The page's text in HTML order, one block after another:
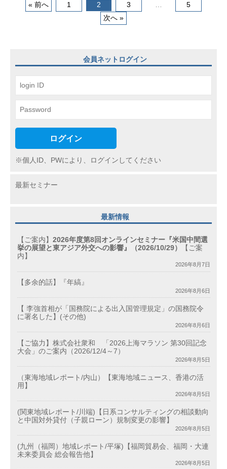
ゲ
ー
シ
ョ
« 前へ 1 2 3
5
次へ »
会員ネットログイン
ログイン
※個人ID、PWにより、ログインしてください
最新セミナー
最新情報
【ご案内】 2026年度第8回オンラインセミナー『米国中間選
挙の展望と東アジア外交への影響』（2026/10/29）
【ご案
内】
2026年8月7日
【多余的話】『年縞』
2026年8月6日
【 李強首相が「国務院による出入国管理規定」の国務院令
に署名した】(その他)
2026年8月6日
【ご協力】株式会社衆和 「2026上海マラソン 第30回記念
大会」のご案内（2026/12/4～7）
2026年8月5日
（東海地域レポート/内山）【東海地域ニュース、香港の活
用】
2026年8月5日
(関東地域レポート/川端)【日系コンサルティングの相談動向
と中国対外貸付（子親ローン）規制変更の影響】
2026年8月5日
(九州（福岡）地域レポート/平塚)【福岡貿易会、福岡・大連
未来委員会 総会報告他】
2026年8月5日